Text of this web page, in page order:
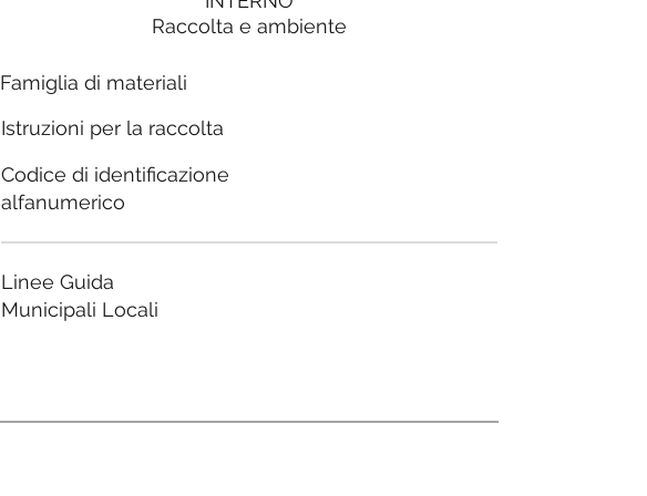
Raccolta e ambiente
Famiglia di materiali
Istruzioni per la raccolta
Codice di identificazione
alfanumerico
Linee Guida
Municipali Locali